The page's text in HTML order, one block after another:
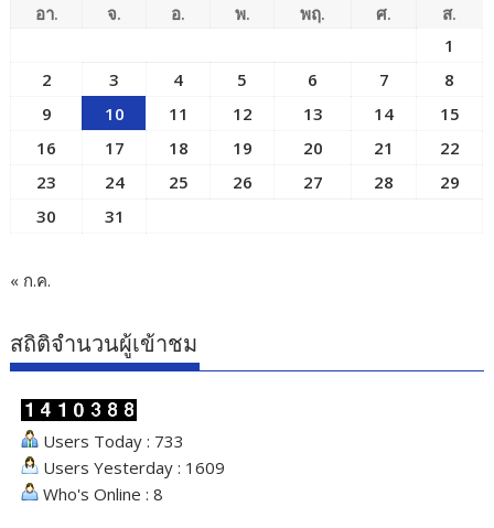
อา. จ. อ. พ. พฤ. ศ.
ส.
1
2
3 4 5 6 7
8
9
10 11 12 13 14
15
16
17 18 19 20 21
22
23
24 25 26 27 28
29
30
31
« ก.ค.
สถิติจำนวนผู้เข้าชม
Users Today : 733
Users Yesterday : 1609
Who's Online : 8